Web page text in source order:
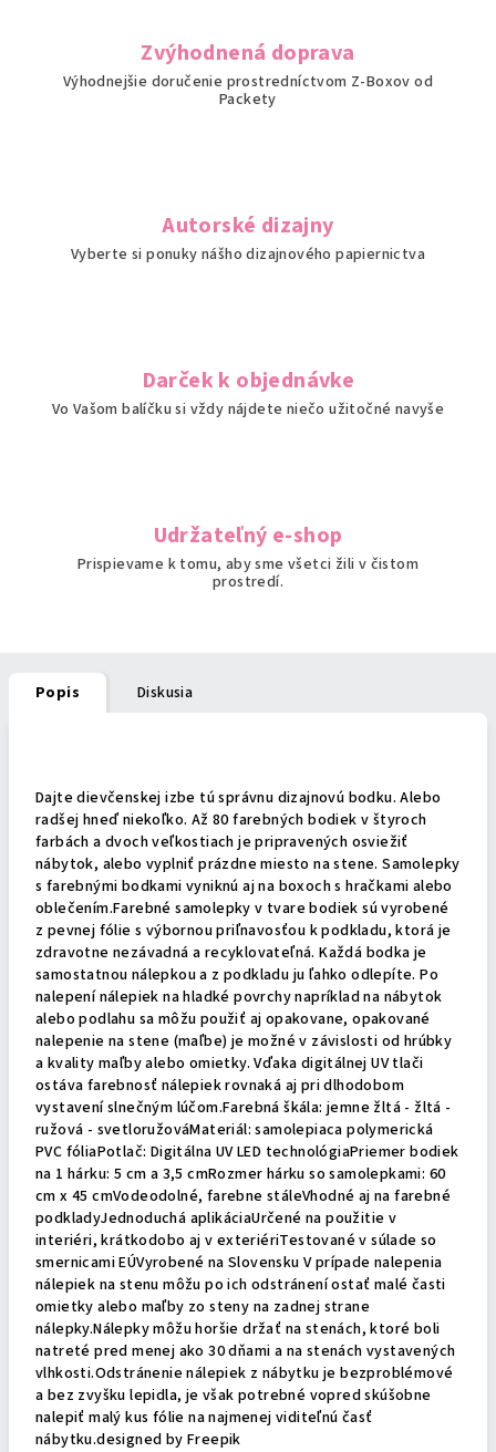
Zvýhodnená doprava
Výhodnejšie doručenie prostredníctvom Z-Boxov od
Packety
Autorské dizajny
Vyberte si ponuky nášho dizajnového papiernictva
Darček k objednávke
Vo Vašom balíčku si vždy nájdete niečo užitočné navyše
Udržateľný e-shop
Prispievame k tomu, aby sme všetci žili v čistom
prostredí.
Popis Diskusia
Dajte dievčenskej izbe tú správnu dizajnovú bodku. Alebo
radšej hneď niekoľko. Až 80 farebných bodiek v štyroch
farbách a dvoch veľkostiach je pripravených osviežiť
nábytok, alebo vyplniť prázdne miesto na stene. Samolepky
s farebnými bodkami vyniknú aj na boxoch s hračkami alebo
oblečením.Farebné samolepky v tvare bodiek sú vyrobené
z pevnej fólie s výbornou priľnavosťou k podkladu, ktorá je
zdravotne nezávadná a recyklovateľná. Každá bodka je
samostatnou nálepkou a z podkladu ju ľahko odlepíte. Po
nalepení nálepiek na hladké povrchy napríklad na nábytok
alebo podlahu sa môžu použiť aj opakovane, opakované
nalepenie na stene (maľbe) je možné v závislosti od hrúbky
a kvality maľby alebo omietky. Vďaka digitálnej UV tlači
ostáva farebnosť nálepiek rovnaká aj pri dlhodobom
vystavení slnečným lúčom.Farebná škála: jemne žltá - žltá -
ružová - svetloružováMateriál: samolepiaca polymerická
PVC fóliaPotlač: Digitálna UV LED technológiaPriemer bodiek
na 1 hárku: 5 cm a 3,5 cmRozmer hárku so samolepkami: 60
cm x 45 cmVodeodolné, farebne stáleVhodné aj na farebné
podkladyJednoduchá aplikáciaUrčené na použitie v
interiéri, krátkodobo aj v exteriériTestované v súlade so
smernicami EÚVyrobené na Slovensku V prípade nalepenia
nálepiek na stenu môžu po ich odstránení ostať malé časti
omietky alebo maľby zo steny na zadnej strane
nálepky.Nálepky môžu horšie držať na stenách, ktoré boli
natreté pred menej ako 30 dňami a na stenách vystavených
vlhkosti.Odstránenie nálepiek z nábytku je bezproblémové
a bez zvyšku lepidla, je však potrebné vopred skúšobne
nalepiť malý kus fólie na najmenej viditeľnú časť
nábytku.designed by Freepik